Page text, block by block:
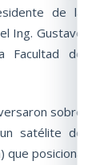
de la
Ing. Gustavo
Facultad de
sobre
satélite de
posiciona